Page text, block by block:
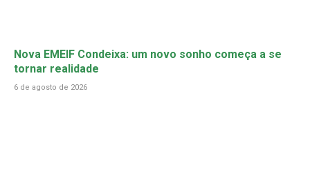
Nova EMEIF Condeixa: um novo sonho começa a se
tornar realidade
6 de agosto de 2026